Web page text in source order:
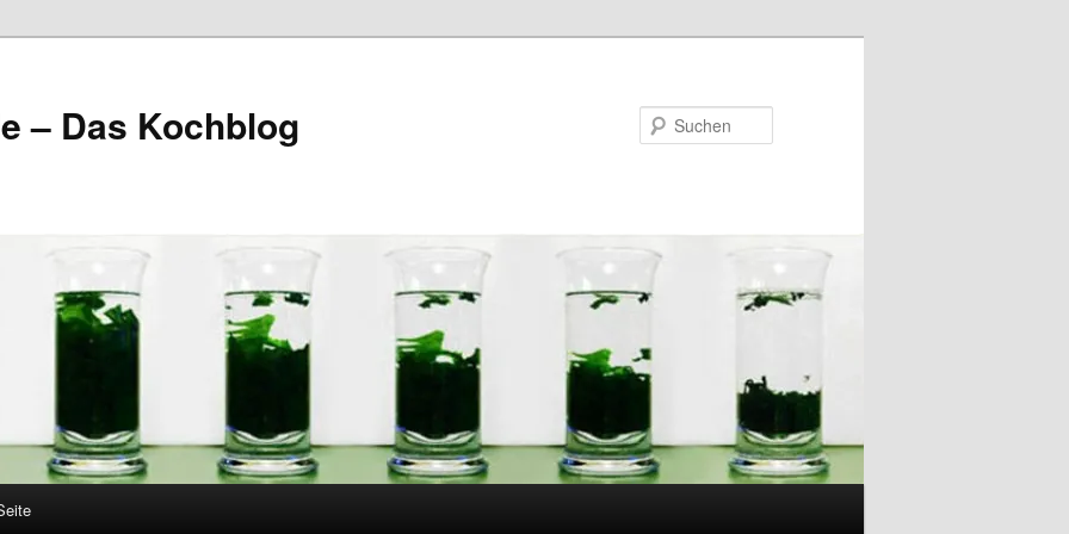
– Das Kochblog